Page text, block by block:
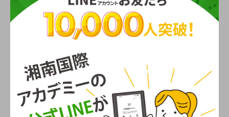
むしろ大切なのは試験対策よ
りも、日々の演習で実技を体
に覚えさせることです。分か
質問する習慣をつけると、理
解度がぐっと深まります。
介護職員初任者研修過程の受講スタイル